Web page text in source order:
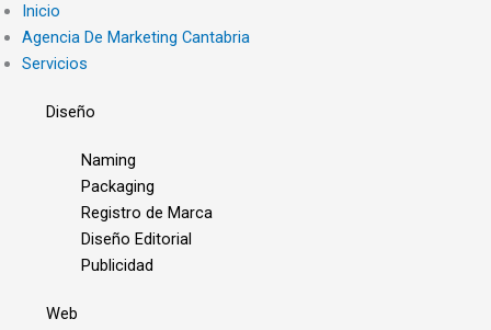
Inicio
Agencia De Marketing Cantabria
Servicios
Diseño
Naming
Packaging
Registro de Marca
Diseño Editorial
Publicidad
Web